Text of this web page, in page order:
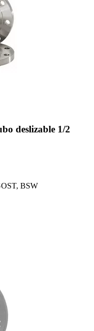
deslizable 1/2
BSW